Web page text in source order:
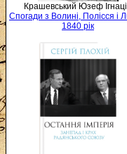
Крашевський Юзеф
Спогади з Волині, Полісся і
1840 рік